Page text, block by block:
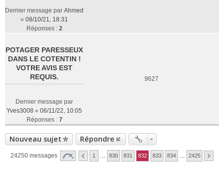
Dernier message par Ahmed
« 08/10/21, 18:31
Réponses : 2
POTAGER PARESSEUX
DANS LE COTENTIN !
VOTRE AVIS EST
REQUIS.
Dernier message par
Yves3008 « 06/11/22, 10:05
Réponses : 7
9627
Nouveau sujet Répondre
24250 messages 1 830 831 832 833 834 2425